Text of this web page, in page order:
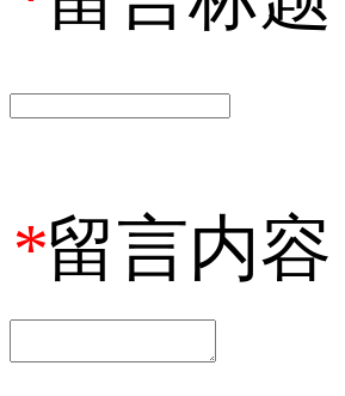
*留言内容